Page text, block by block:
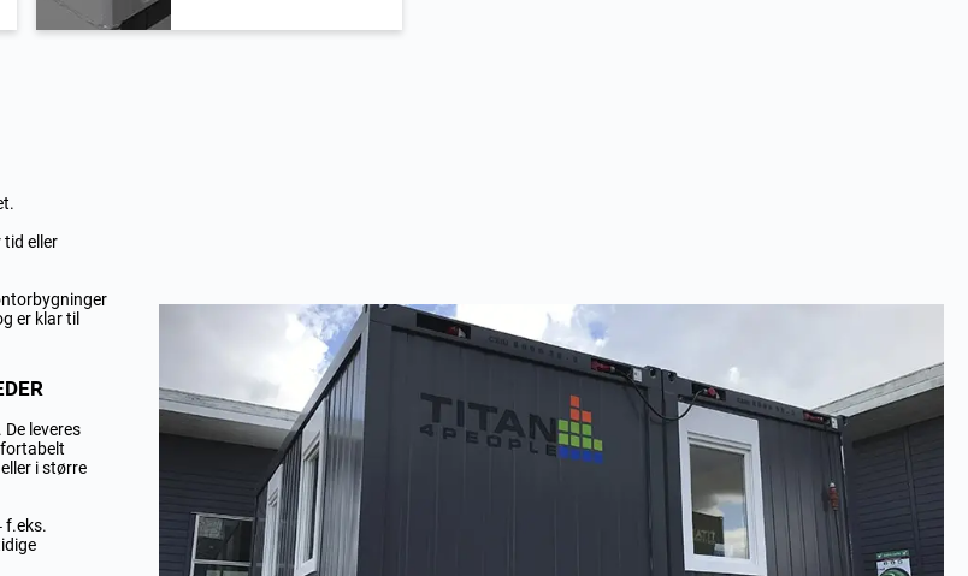
tid eller
er klar til
leveres
i større
f.eks.